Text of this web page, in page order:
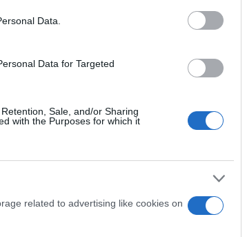
Data.
Data for Targeted
Sale, and/or Sharing
with the Purposes for which it
related to advertising like cookies on
στη νεότερη ενημέρωση της
5-10 λεπτών στην έξοδο για Λαμία
για σήμερα
οι οποίοι θα
πυροσβεστική διάταξη για να